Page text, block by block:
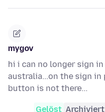
mygov
hi i can no longer sign
australia...on the sign in
button is not there...
Gelöst Archiviert